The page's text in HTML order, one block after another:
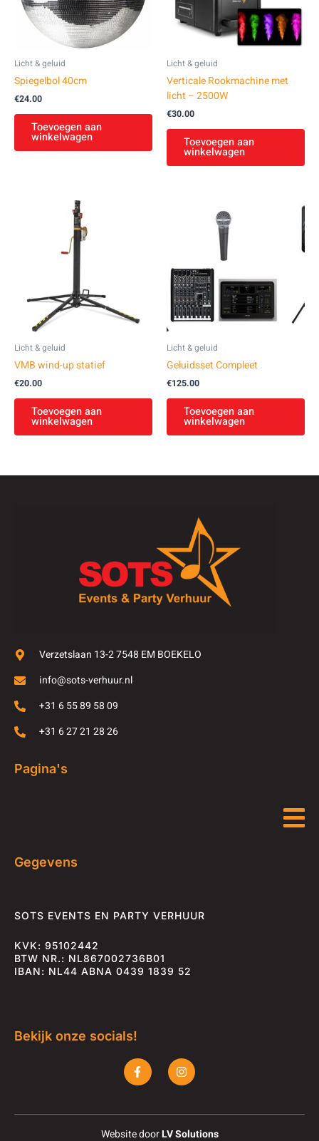
Licht & geluid
Spiegelbol 40cm
€24.00
Toevoegen aan
winkelwagen
Licht & geluid
Verticale Rookmachine met
licht – 2500W
€30.00
Toevoegen aan
winkelwagen
Licht & geluid
VMB wind-up statief
€20.00
Toevoegen aan
winkelwagen
Licht & geluid
Geluidsset Compleet
€125.00
Toevoegen aan
winkelwagen
Verzetslaan 13-2 7548 EM BOEKELO
info@sots-verhuur.nl
+31 6 55 89 58 09
+31 6 27 21 28 26
Pagina's
Gegevens
SOTS EVENTS EN PARTY VERHUUR
KVK: 95102442
BTW NR.: NL867002736B01
IBAN: NL44 ABNA 0439 1839 52
Bekijk onze socials!
F
a
c
o
o
I
n
s
g
r
Website doorLV Solutions